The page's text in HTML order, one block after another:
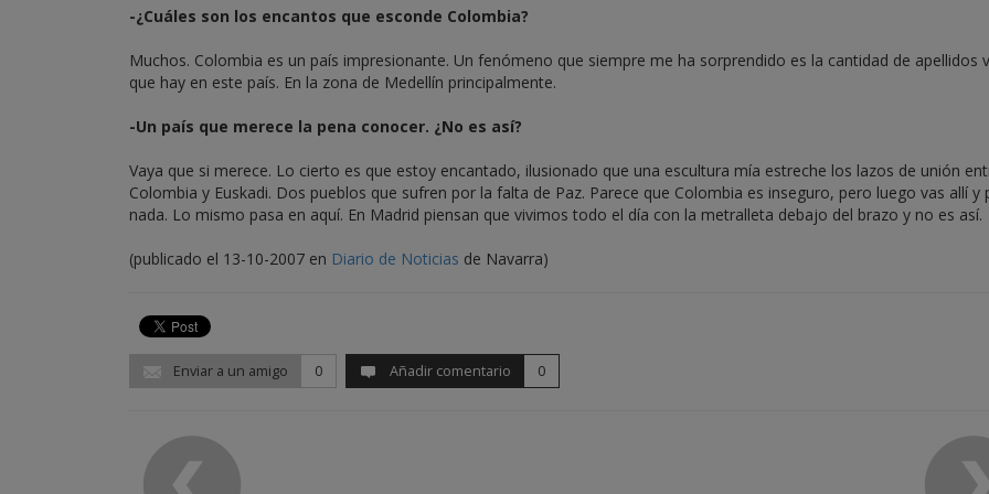
-¿Cuáles son los encantos que esconde Colombia?
Muchos. Colombia es un país impresionante. Un fenómeno que siempre me ha sorprendido es la cantidad de apellidos
que hay en este país. En la zona de Medellín principalmente.
-Un país que merece la pena conocer. ¿No es así?
Vaya que si merece. Lo cierto es que estoy encantado, ilusionado que una escultura mía estreche los lazos de unión
Colombia y Euskadi. Dos pueblos que sufren por la falta de Paz. Parece que Colombia es inseguro, pero luego vas allí y
nada. Lo mismo pasa en aquí. En Madrid piensan que vivimos todo el día con la metralleta debajo del brazo y no es así.
(publicado el 13-10-2007 en Diario de Noticias de Navarra)
Enviar a un amigo 0 Añadir comentario 0